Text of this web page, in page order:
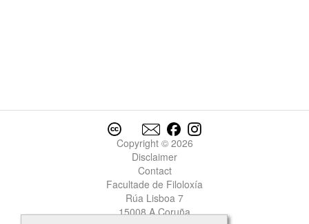
Copyright © 2026
Disclaimer
Contact
Facultade de Filoloxía
Rúa Lisboa 7
15008 A Coruña